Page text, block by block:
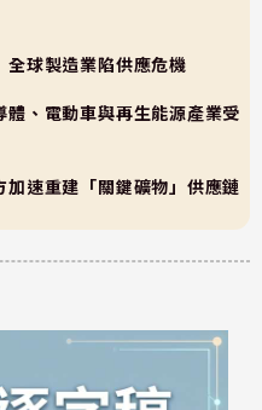
球製造業陷供應危機
、電動車與再生能源產業受
速重建「關鍵礦物」供應鏈